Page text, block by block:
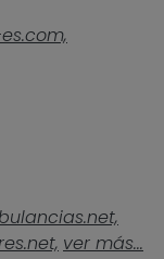
ver más...